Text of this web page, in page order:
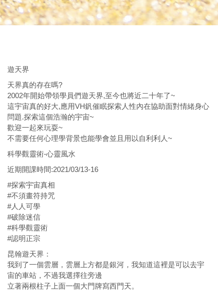
遊天界
天界真的存在嗎?
2002年開始帶領學員們遊天界,至今也將近二十年了~
這宇宙真的好大,應用VH釩催眠探索人性內在協助面對情緒身心
問題.探索這個浩瀚的宇宙~
歡迎一起來玩耍~
不需要任何心理學背景也能學會並且用以自利利人~
科學觀靈術-心靈風水
近期開課時間:2021/03/13-16
#探索宇宙真相
#不須畫符持咒
#人人可學
#破除迷信
#科學觀靈術
#認明正宗
昆翰遊天界：
我到了一個雲層，雲層上方都是銀河，我知道這裡是可以去宇
宙的車站，不過我選擇往旁邊
立著兩根柱子上面一個大門牌寫西門天。